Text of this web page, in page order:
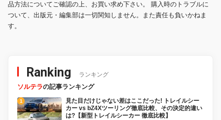
品方法についてご確認の上、お買い求め下さい。 購入時のトラブルに
ついて、出版元・編集部は一切関知しません。また責任も負いかねま
す。
Ranking ランキング
ソルテラの記事ランキング
見た目だけじゃない差はここだった! トレイルシー
カー vs bZ4Xツーリング徹底比較、その決定的違い
は?【新型トレイルシーカー 徹底比較】